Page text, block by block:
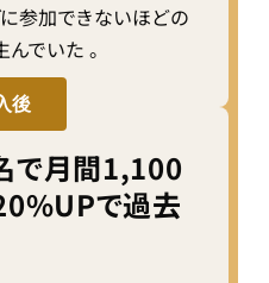
参加できないほどの
でいた 。
後
で月間1,100
で過去